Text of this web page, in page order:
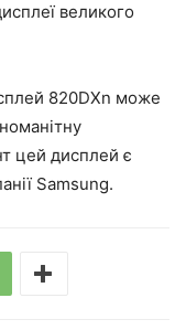
великого
820DXn може
цей дисплей є
Samsung.